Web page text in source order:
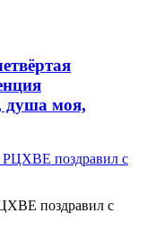
душа моя,
поздравил с